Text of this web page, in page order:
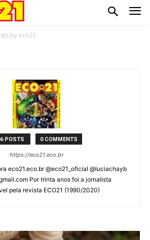
by eco21
POSTS 0 COMMENTS
https://eco21.eco.br
eco21.eco.br @eco21_oficial @luciachayb
Por trinta anos foi a jornalista
pela revista ECO21 (1990/2020)